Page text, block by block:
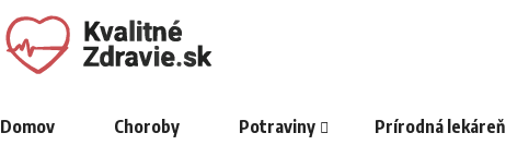
Domov Choroby Potraviny Prírodná lekáreň